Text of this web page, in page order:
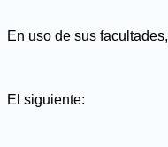
En uso de sus facultades,
El siguiente: